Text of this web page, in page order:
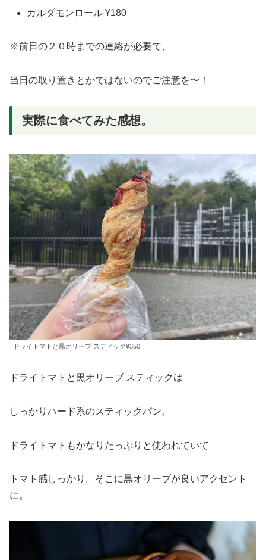
カルダモンロール ¥180
※前日の２０時までの連絡が必要で、
当日の取り置きとかではないのでご注意を〜！
実際に食べてみた感想。
ドライトマトと黒オリーブ スティック¥350
ドライトマトと黒オリーブ スティックは
しっかりハード系のスティックパン。
ドライトマトもかなりたっぷりと使われていて
トマト感しっかり。そこに黒オリーブが良いアクセント
に。